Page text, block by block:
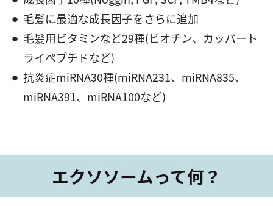
毛髪に最適な成⻑因子をさらに追加
毛髪用ビタミンなど29種(ビオチン、カッパート
ライペプチドなど)
抗炎症miRNA30種(miRNA231、miRNA835、
miRNA391、miRNA100など)
エクソソームって何？